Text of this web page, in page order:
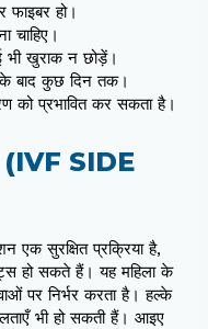
फाइबर हो।
चाहिए।
भी खुराक न छोड़ें।
बाद कुछ दिन तक।
को प्रभावित कर सकता है।
(IVF SIDE
एक सुरक्षित प्रक्रिया है,
हो सकते हैं। यह महिला के
पर निर्भर करता है। हल्के
भी हो सकती हैं। आइए